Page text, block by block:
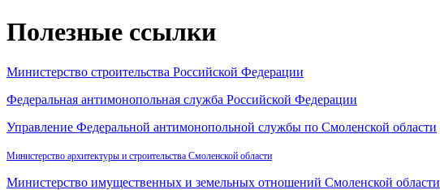
Полезные ссылки
Министерство строительства Российской Федерации
Федеральная антимонопольная служба Российской Федерации
Управление Федеральной антимонопольной службы по Смоленской области
Министерство архитектуры и строительства Смоленской области
Министерство имущественных и земельных отношений Смоленской области